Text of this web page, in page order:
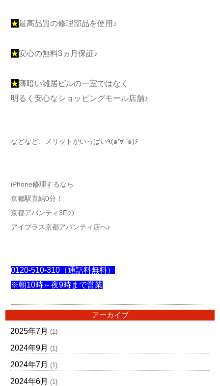
★最高品質の修理部品を使用♪
★安心の無料3ヵ月保証♪
★薄暗い雑居ビルの一室ではなく
明るく安心なショッピングモール店舗♪
などなど、メリットがいっぱい٩(๑′∀ ‵๑)۶
iPhone修理するなら
京都駅直結0分！
京都アバンティ3Fの
アイプラス京都アバンティ店へ♪
0120-510-310（通話料無料）
※朝10時～夜9時まで営業
アーカイブ
2025年7月 (1)
2024年9月 (1)
2024年7月 (1)
2024年6月 (1)